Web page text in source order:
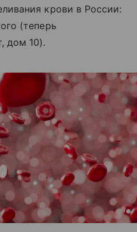
крови в России:
(теперь
дом 10).